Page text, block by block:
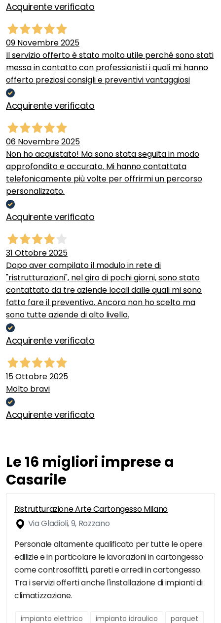
Acquirente verificato
09 Novembre 2025
Il servizio offerto è stato molto utile perché sono stati
messa in contatto con professionisti i quali mi hanno
offerto preziosi consigli e preventivi vantaggiosi
Acquirente verificato
06 Novembre 2025
Non ho acquistato! Ma sono stata seguita in modo
approfondito e accurato. Mi hanno contattata
telefonicamente più volte per offrirmi un percorso
personalizzato.
Acquirente verificato
31 Ottobre 2025
Dopo aver compilato il modulo in rete di
"ristrutturazioni", nel giro di pochi giorni, sono stato
contattato da tre aziende locali dalle quali mi sono
fatto fare il preventivo. Ancora non ho scelto ma
sono tutte aziende di alto livello.
Acquirente verificato
15 Ottobre 2025
Molto bravi
Acquirente verificato
Le 16 migliori imprese a
Casarile
Ristrutturazione Arte Cartongesso Milano
Via Gladioli, 9, Rozzano
Personale altamente qualificato per tutte le opere
edilizie e in particolare le lavorazioni in cartongesso
come controsoffitti, pareti e arredi in cartongesso.
Tra i servizi offerti anche l'installazione di impianti di
climatizzazione.
impianto elettrico impianto idraulico parquet